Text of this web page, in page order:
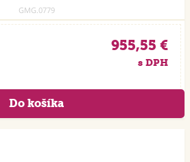
GMG.0779
955,55 €
s DPH